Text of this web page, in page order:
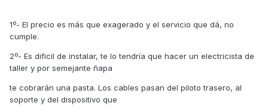
1º- El precio es más que exagerado y el servicio que dá, no
cumple.
2º- Es dificil de instalar, te lo tendría que hacer un electricista de
taller y por semejante ñapa
te cobrarán una pasta. Los cables pasan del piloto trasero, al
soporte y del dispositivo que